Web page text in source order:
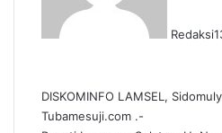
Redaksi
DISKOMINFO LAMSEL,
Tubamesuji.com .-